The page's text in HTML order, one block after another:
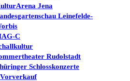
Jena
Leinefelde-
C
Rudolstadt
Schlosskonzerte